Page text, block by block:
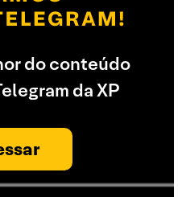
do conteúdo
da XP